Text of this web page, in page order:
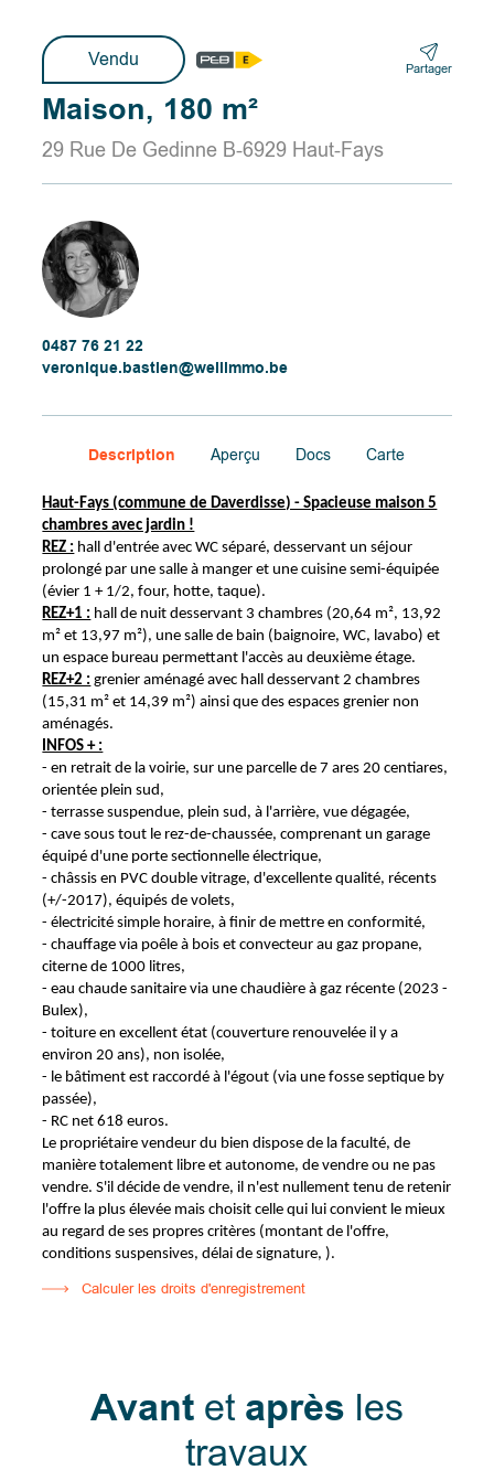
Vendu Partager
Maison, 180 m²
29 Rue De Gedinne B-6929 Haut-Fays
0487 76 21 22
veronique.bastien@wellimmo.be
Description Aperçu Docs Carte
Haut-Fays (commune de Daverdisse) - Spacieuse maison 5
chambres avec jardin !
REZ : hall d'entrée avec WC séparé, desservant un séjour
prolongé par une salle à manger et une cuisine semi-équipée
(évier 1 + 1/2, four, hotte, taque).
REZ+1 : hall de nuit desservant 3 chambres (20,64 m², 13,92
m² et 13,97 m²), une salle de bain (baignoire, WC, lavabo) et
un espace bureau permettant l'accès au deuxième étage.
REZ+2 : grenier aménagé avec hall desservant 2 chambres
(15,31 m² et 14,39 m²) ainsi que des espaces grenier non
aménagés.
INFOS + :
- en retrait de la voirie, sur une parcelle de 7 ares 20 centiares,
orientée plein sud,
- terrasse suspendue, plein sud, à l'arrière, vue dégagée,
- cave sous tout le rez-de-chaussée, comprenant un garage
équipé d'une porte sectionnelle électrique,
- châssis en PVC double vitrage, d'excellente qualité, récents
(+/-2017), équipés de volets,
- électricité simple horaire, à finir de mettre en conformité,
- chauffage via poêle à bois et convecteur au gaz propane,
citerne de 1000 litres,
- eau chaude sanitaire via une chaudière à gaz récente (2023 -
Bulex),
- toiture en excellent état (couverture renouvelée il y a
environ 20 ans), non isolée,
- le bâtiment est raccordé à l'égout (via une fosse septique by
passée),
- RC net 618 euros.
Le propriétaire vendeur du bien dispose de la faculté, de
manière totalement libre et autonome, de vendre ou ne pas
vendre. S'il décide de vendre, il n'est nullement tenu de retenir
l'offre la plus élevée mais choisit celle qui lui convient le mieux
au regard de ses propres critères (montant de l'offre,
conditions suspensives, délai de signature, ).
Calculer les droits d'enregistrement
Avantetaprès les
travaux